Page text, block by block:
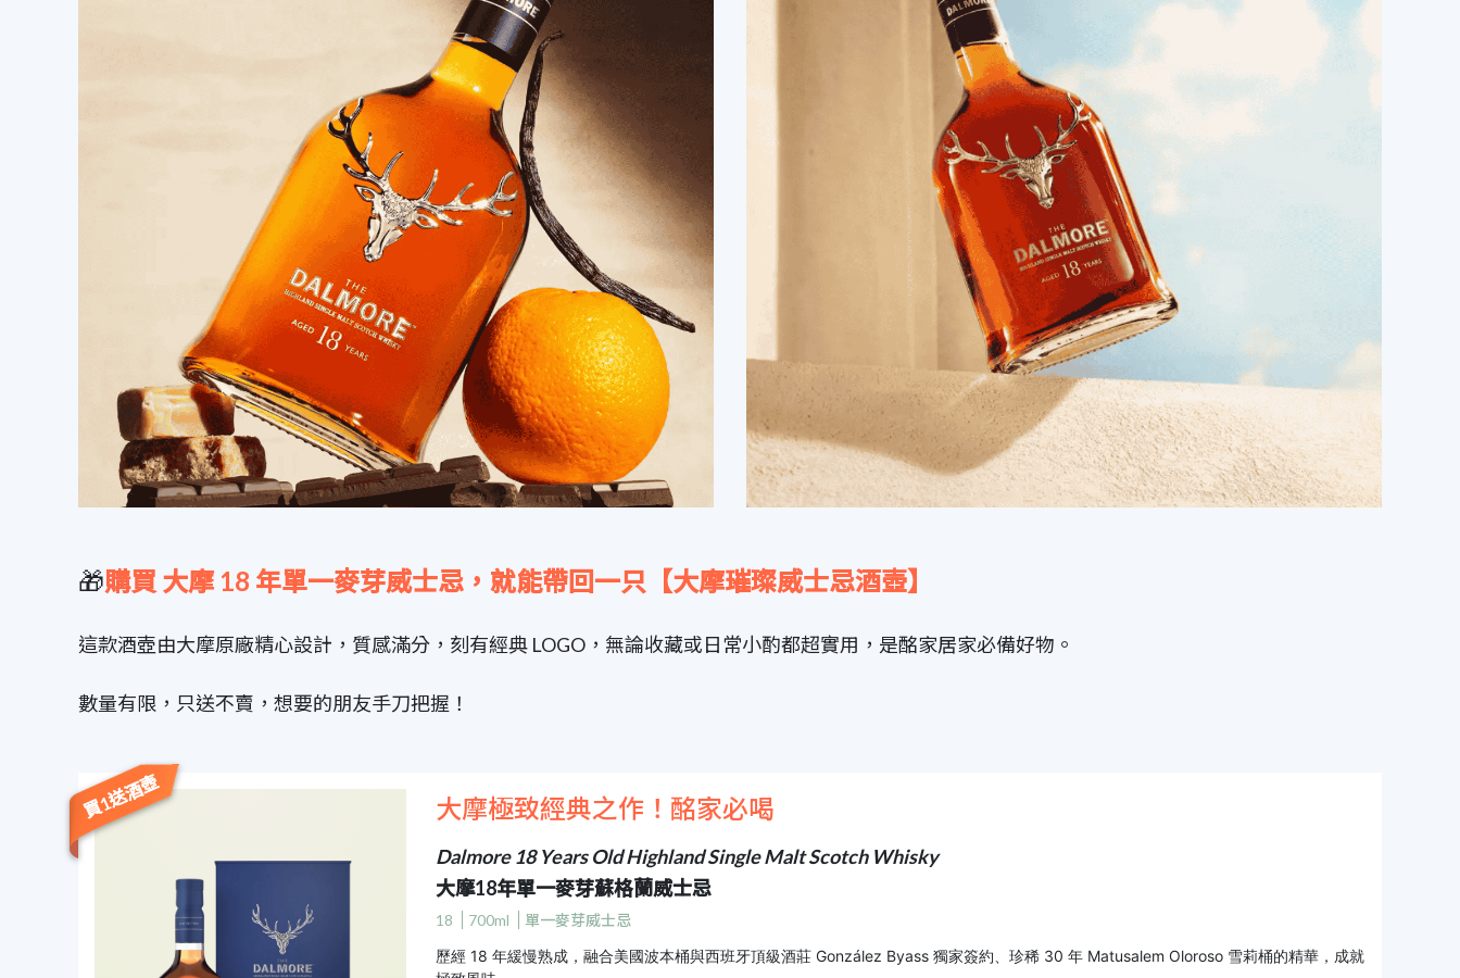
🎁購買 大摩 18 年單一麥芽威士忌，就能帶回一只【大摩璀璨威士忌酒壺】
這款酒壺由大摩原廠精心設計，質感滿分，刻有經典 LOGO，無論收藏或日常小酌都超實用，是酩家居家必備好物。
數量有限，只送不賣，想要的朋友手刀把握！
買1送酒壺 大摩極致經典之作！酩家必喝
Dalmore 18 Years Old Highland Single Malt Scotch Whisky
大摩18年單一麥芽蘇格蘭威士忌
18 700ml
單一麥芽威士忌
歷經 18 年緩慢熟成，融合美國波本桶與西班牙頂級酒莊 González Byass 獨家簽約、珍稀 30 年 Matusalem Oloroso 雪莉桶的精華，成就